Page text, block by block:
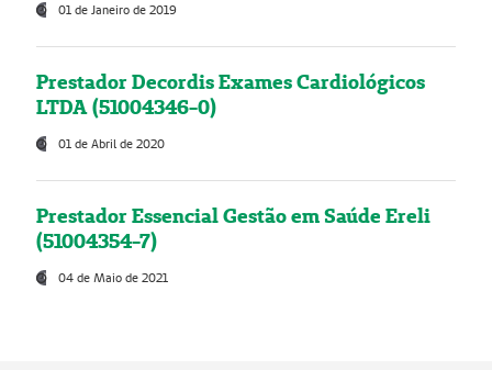
01 de Janeiro de 2019
Prestador Decordis Exames Cardiológicos
LTDA (51004346-0)
01 de Abril de 2020
Prestador Essencial Gestão em Saúde Ereli
(51004354-7)
04 de Maio de 2021